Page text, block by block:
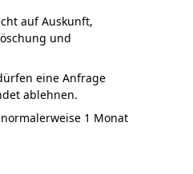
auf Auskunft,
und
eine Anfrage
ablehnen.
1 Monat